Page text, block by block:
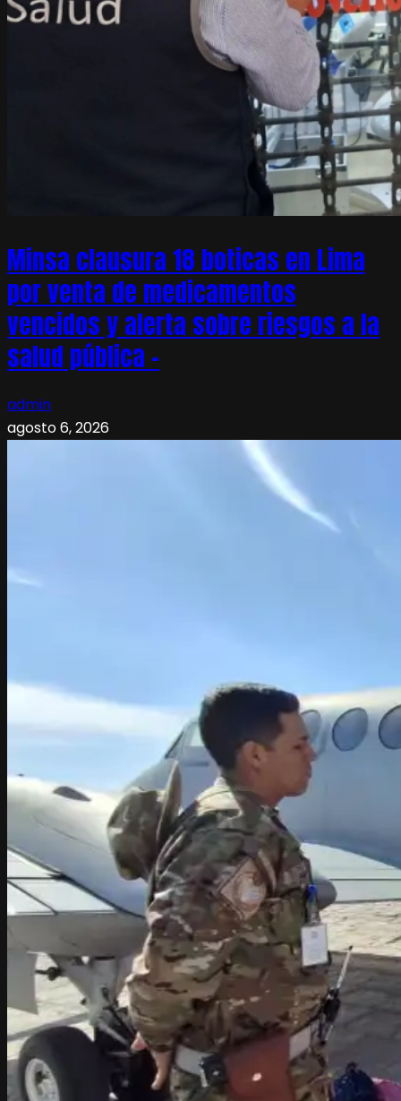
Minsa clausura 18 boticas en Lima
por venta de medicamentos
vencidos y alerta sobre riesgos a la
salud pública –
admin
agosto 6, 2026